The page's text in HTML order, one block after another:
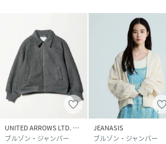
UNITED ARROWS LTD. OUTLET
ブルゾン・ジャンパー
JEANASIS
ブルゾン・ジャンパー